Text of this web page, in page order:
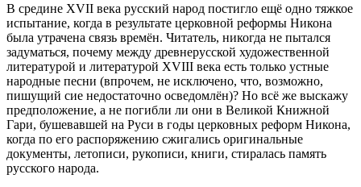
В средине XVII века русский народ постигло ещё одно тяжкое
испытание, когда в результате церковной реформы Никона
была утрачена связь времён. Читатель, никогда не пытался
задуматься, почему между древнерусской художественной
литературой и литературой XVIII века есть только устные
народные песни (впрочем, не исключено, что, возможно,
пишущий сие недостаточно осведомлён)? Но всё же выскажу
предположение, а не погибли ли они в Великой Книжной
Гари, бушевавшей на Руси в годы церковных реформ Никона,
когда по его распоряжению сжигались оригинальные
документы, летописи, рукописи, книги, стиралась память
русского народа.